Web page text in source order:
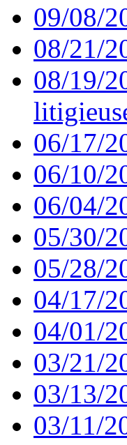
09/08/
08/21/
08/19/
06/17/
06/10/
06/04/
05/30/
05/28/
04/17/
04/01/
03/21/
03/13/
03/11/